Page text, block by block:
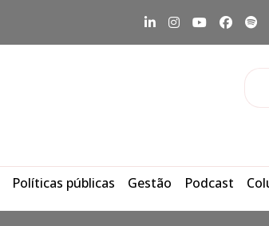
Políticas públicas Gestão Podcast